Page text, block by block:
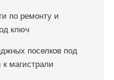
по ремонту и
ключ
поселков под
магистрали